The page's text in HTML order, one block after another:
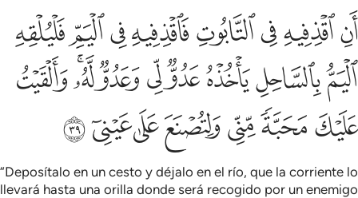
ان اقذفيه في التابوت فاقذفيه في اليم فليلقه اليم بالساحل ياخذه
أَنِ ٱقْذِفِيهِ فِى ٱلتَّابُوتِ فَٱقْذِفِيهِ فِى ٱلْيَمِّ فَلْيُلْقِهِ ٱلْيَمُّ
ﱈﱉﱊﱋﱌﱍﱎﱏ
ﱐﱑﱒﱓﱔﱕﱖﱗﱘ
ﱙﱚﱛﱜﱝﱞﱟ
“Deposítalo en un cesto y déjalo en el río, que la corriente lo
llevará hasta una orilla donde será recogido por un enemigo